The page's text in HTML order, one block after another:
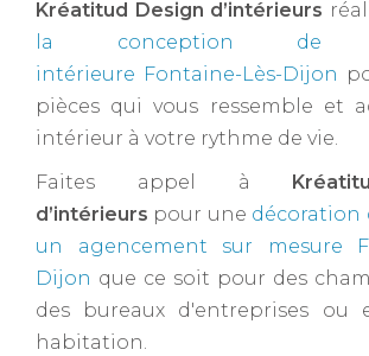
Kréatitud Design d’intérieurs
la conception de
intérieure Fontaine-Lès-Dijon
pièces qui vous ressemble et
intérieur à votre rythme de vie.
Faites appel à
d’intérieurs pour une décoration
un agencement sur mesure
Dijon que ce soit pour des
des bureaux d'entreprises ou
habitation.